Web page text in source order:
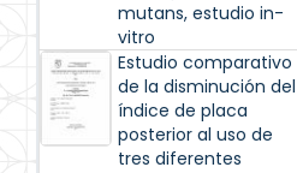
mutans, estudio in-
vitro
Estudio comparativo
de la disminución del
índice de placa
posterior al uso de
tres diferentes